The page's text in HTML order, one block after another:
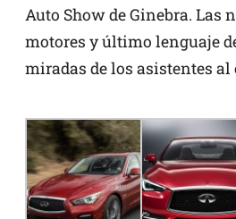
Auto Show de Ginebra. Las
motores y último lenguaje
miradas de los asistentes al